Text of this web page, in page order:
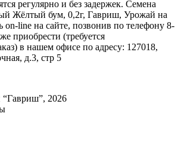
регулярно и без задержек. Семена
Жёлтый бум, 0,2г, Гавриш, Урожай на
on-line на сайте, позвонив по телефону 8-
приобрести (требуется
в нашем офисе по адресу: 127018,
д.3, стр 5
2026